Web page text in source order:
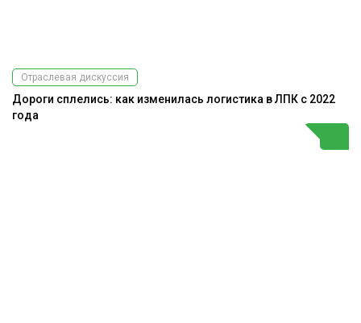
Отраслевая дискуссия
Дороги сплелись: как изменилась логистика в ЛПК с 2022
года